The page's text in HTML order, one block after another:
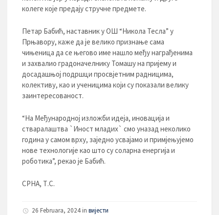
колеге које предају стручне предмете.
Петар Бабић, наставник у ОШ “Никола Тесла” у
Прњавору, каже да је велико признање сама
чињеница да се његово име нашло међу награђенима
и захвалио градоначелнику Томашу на пријему и
досадашњој подршци просвјетним радницима,
колективу, као и ученицима који су показали велику
заинтересованост.
“На Међународној изложби идеја, иновација и
стваралаштва `Иност младих` смо уназад неколико
година у самом врху, заједно усвајамо и примјењујемо
нове технологије као што су соларна енергија и
роботика”, рекао је Бабић.
СРНА, Т.С.
26 Februara, 2024in вијести